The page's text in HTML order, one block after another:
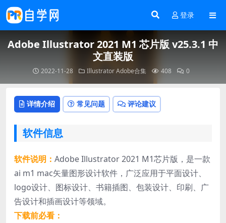
登录
Adobe Illustrator 2021 M1 芯片版 v25.3.1 中
文直装版
2022-11-28 Illustrator Adobe合集 408 0
详情介绍 常见问题 评论建议
软件信息
软件说明： Adobe Illustrator 2021 M1芯片版，是一款
ai m1 mac矢量图形设计软件，广泛应用于平面设计、
logo设计、图标设计、书籍插图、包装设计、印刷、广
告设计和插画设计等领域。
下载前必看：